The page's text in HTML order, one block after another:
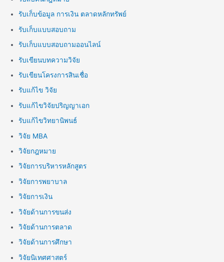
รับเก็บข้อมูล การเงิน ตลาดหลักทรัพย์
รับเก็บแบบสอบถาม
รับเก็บแบบสอบถามออนไลน์
รับเขียนบทความวิจัย
รับเขียนโครงการสินเชื่อ
รับแก้ไข วิจัย
รับแก้ไขวิจัยปริญญาเอก
รับแก้ไขวิทยานิพนธ์
วิจัย MBA
วิจัยกฎหมาย
วิจัยการบริหารหลักสูตร
วิจัยการพยาบาล
วิจัยการเงิน
วิจัยด้านการขนส่ง
วิจัยด้านการตลาด
วิจัยด้านการศึกษา
วิจัยนิเทศศาสตร์